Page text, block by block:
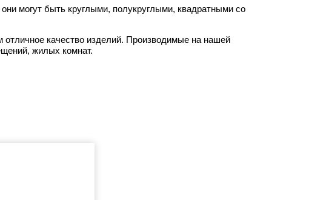
могут быть круглыми, полукруглыми, квадратными со
отличное качество изделий. Производимые на нашей
жилых комнат.